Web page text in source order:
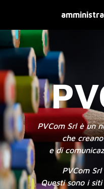
PVCom Srl è un
che
e di
PVCom
Questi sono i